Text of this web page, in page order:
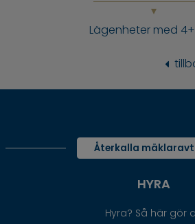
Lägenheter med
Återkalla
HYRA
Hyra? Så här gör